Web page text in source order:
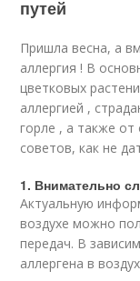
путей
Пришла весна, а
аллергия ! В
цветковых
аллергией ,
горле , а также от
советов, как не
1. Внимательно
Актуальную
воздухе можно
передач. В
аллергена в